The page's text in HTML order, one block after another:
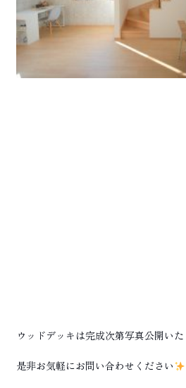
ウッドデッキは完成次第写真公開い
是非お気軽にお問い合わせください